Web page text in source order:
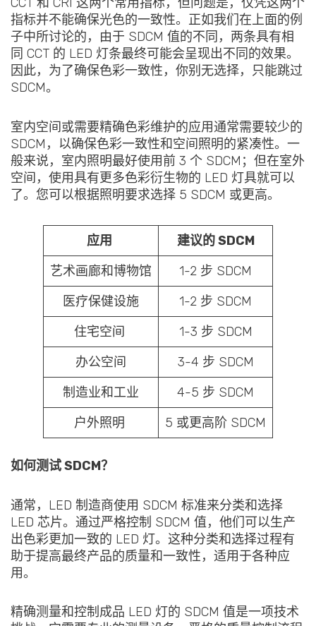
指标并不能确保光色的一致性。正如我们在上面的例
子中所讨论的，由于 SDCM 值的不同，两条具有相
同 CCT 的 LED 灯条最终可能会呈现出不同的效果。
因此，为了确保色彩一致性，你别无选择，只能跳过
SDCM。
室内空间或需要精确色彩维护的应用通常需要较少的
SDCM，以确保色彩一致性和空间照明的紧凑性。一
般来说，室内照明最好使用前 3 个 SDCM；但在室外
空间，使用具有更多色彩衍生物的 LED 灯具就可以
了。您可以根据照明要求选择 5 SDCM 或更高。
应用
建议的 SDCM
艺术画廊和博物馆
1-2 步 SDCM
医疗保健设施
1-2 步 SDCM
住宅空间
1-3 步 SDCM
办公空间
3-4 步 SDCM
制造业和工业
4-5 步 SDCM
户外照明
5 或更高阶 SDCM
如何测试 SDCM？
通常，LED 制造商使用 SDCM 标准来分类和选择
LED 芯片。通过严格控制 SDCM 值，他们可以生产
出色彩更加一致的 LED 灯。这种分类和选择过程有
助于提高最终产品的质量和一致性，适用于各种应
用。
精确测量和控制成品 LED 灯的 SDCM 值是一项技术